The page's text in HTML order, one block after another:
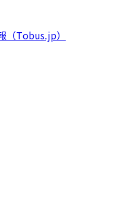
（Tobus.jp）